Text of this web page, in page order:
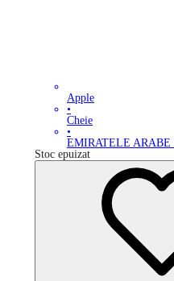
Apple
•
Cheie
•
EMIRATELE ARABE
Stoc epuizat